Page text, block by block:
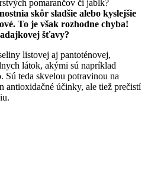
pomarančov či jabĺk?
skôr sladšie alebo kyslejšie
To je však rozhodne chyba!
šťavy?
listovej aj pantoténovej,
látok, akými sú napríklad
Sú teda skvelou potravinou na
antioxidačné účinky, ale tiež prečistí